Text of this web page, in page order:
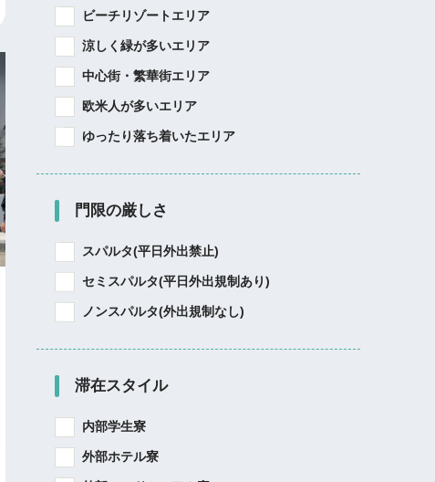
ビーチリゾートエリア
涼しく緑が多いエリア
中心街・繁華街エリア
欧米人が多いエリア
ゆったり落ち着いたエリア
門限の厳しさ
スパルタ(平日外出禁止)
セミスパルタ(平日外出規制あり)
ノンスパルタ(外出規制なし)
滞在スタイル
内部学生寮
外部ホテル寮